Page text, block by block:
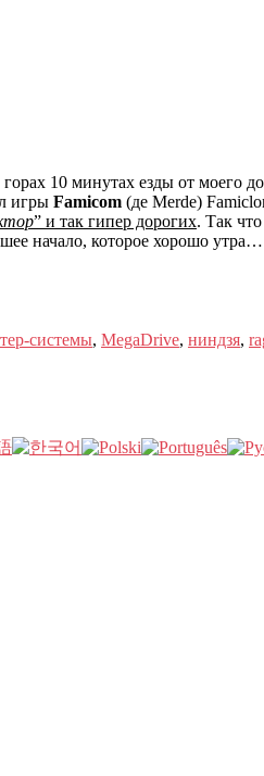
10 минутах езды от моего
игры Famicom (де Merde)
” и так гипер дорогих. Так
начало, которое хорошо
системы, MegaDrive, ниндзя,